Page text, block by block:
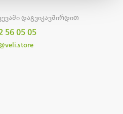
დაგვიკავშირდით
56 05 05